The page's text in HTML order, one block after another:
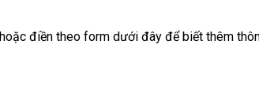
hoặc điền theo form dưới đây để biết thêm